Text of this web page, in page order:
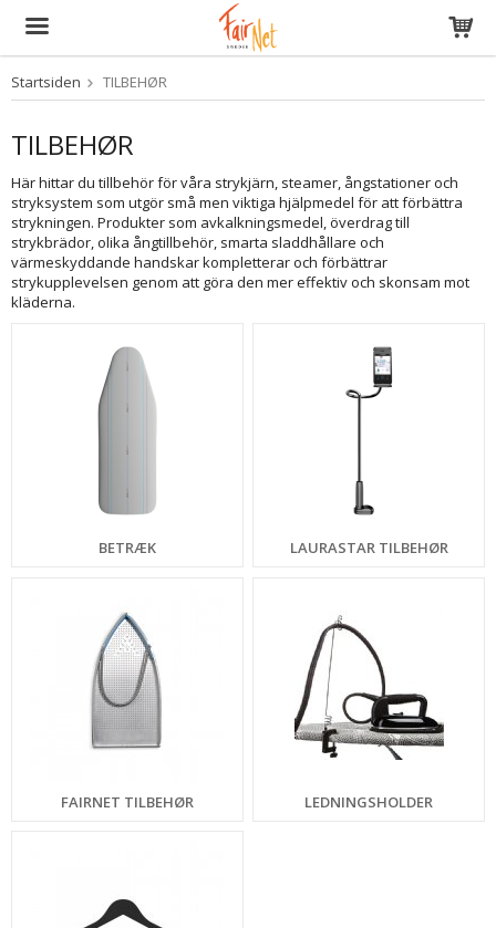
Produktet er blevet tilføjet til din indkøbskurv
Startsiden TILBEHØR
TILBEHØR
Här hittar du tillbehör för våra strykjärn, steamer, ångstationer och
stryksystem som utgör små men viktiga hjälpmedel för att förbättra
strykningen. Produkter som avkalkningsmedel, överdrag till
strykbrädor, olika ångtillbehör, smarta sladdhållare och
värmeskyddande handskar kompletterar och förbättrar
strykupplevelsen genom att göra den mer effektiv och skonsam mot
kläderna.
BETRÆK LAURASTAR TILBEHØR
FAIRNET TILBEHØR LEDNINGSHOLDER